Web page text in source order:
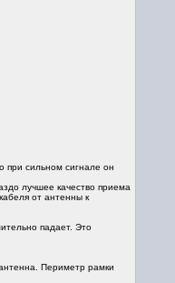
при сильном сигнале он
лучшее качество приема
от антенны к
падает. Это
Периметр рамки